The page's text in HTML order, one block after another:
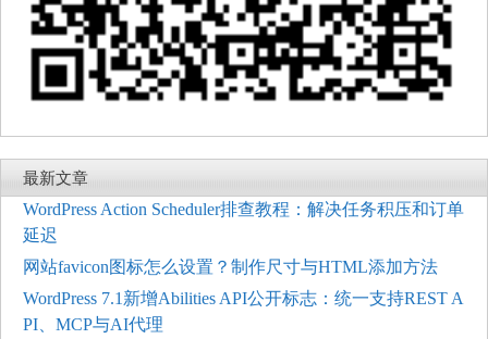
最新文章
WordPress Action Scheduler排查教程：解决任务积压和订单
延迟
网站favicon图标怎么设置？制作尺寸与HTML添加方法
WordPress 7.1新增Abilities API公开标志：统一支持REST A
PI、MCP与AI代理